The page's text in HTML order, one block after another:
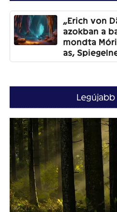
„Erich von
azokban a
mondta
as,